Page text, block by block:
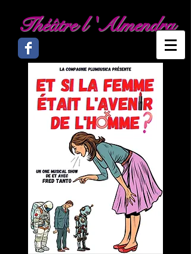
Théâtre l 'Almendra